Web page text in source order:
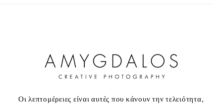
Οι λεπτομέρειες είναι αυτές που κάνουν την τελειότητα,